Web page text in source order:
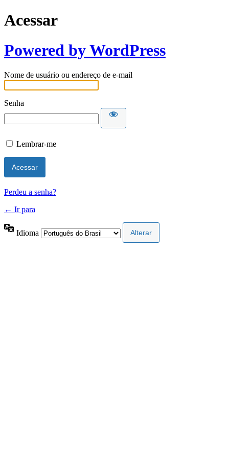
Acessar
Powered by WordPress
Nome de usuário ou endereço de e-mail
Senha
Lembrar-me
Perdeu a senha?
← Ir para
Idioma